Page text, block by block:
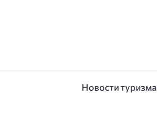
Новости туризма